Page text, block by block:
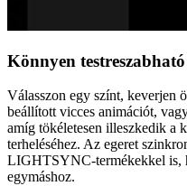
Könnyen testreszabható
Válasszon egy színt, keverjen
beállított vicces animációt,
amíg tökéletesen illeszkedik a
terheléséhez. Az egeret
LIGHTSYNC-termékekkel is,
egymáshoz.